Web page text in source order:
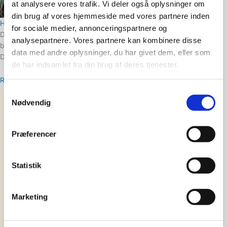
at analysere vores trafik. Vi deler også oplysninger om
din brug af vores hjemmeside med vores partnere inden
for sociale medier, annonceringspartnere og
analysepartnere. Vores partnere kan kombinere disse
data med andre oplysninger, du har givet dem, eller som
de har indsamlet fra din brug af deres tjenester.
Nødvendig
Præferencer
Statistik
Marketing
Hvad er dokumentarisk bryllupsfotografering?
Dokumentarisk bryllupsfotografering er blevet et buzzword.Alle
bruger det. Ikke alle mener det. Så lad os starte med sandheden: 👉
Dokumentarisk bryllupsfotografering handler ikke om perfekte
Read More »